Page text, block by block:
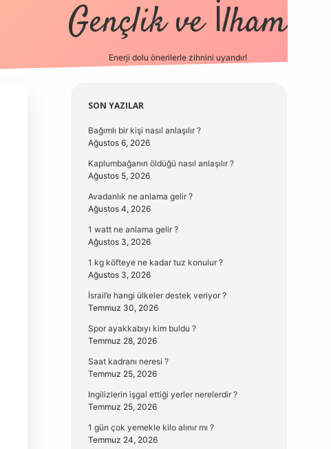
Gençlik ve İlham
Enerji dolu önerilerle zihnini uyandır!
Sidebar
SON YAZILAR
Bağımlı bir kişi nasıl anlaşılır ?
Ağustos 6, 2026
Kaplumbağanın öldüğü nasıl anlaşılır ?
Ağustos 5, 2026
Avadanlık ne anlama gelir ?
Ağustos 4, 2026
1 watt ne anlama gelir ?
Ağustos 3, 2026
1 kg köfteye ne kadar tuz konulur ?
Ağustos 3, 2026
İsrail’e hangi ülkeler destek veriyor ?
Temmuz 30, 2026
Spor ayakkabıyı kim buldu ?
Temmuz 28, 2026
Saat kadranı neresi ?
Temmuz 25, 2026
Ingilizlerin işgal ettiği yerler nerelerdir ?
Temmuz 25, 2026
1 gün çok yemekle kilo alınır mı ?
Temmuz 24, 2026